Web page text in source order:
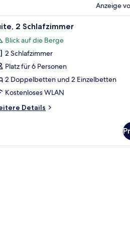
Anzeige
Fernseher und einem Bild an der
Ein
7 2 Schlafzimmer
Blick auf die Berge
2 Schlafzimmer
Platz für 6 Personen
2 Doppelbetten und 2 Einzelbetten
Kostenloses WLAN
Details